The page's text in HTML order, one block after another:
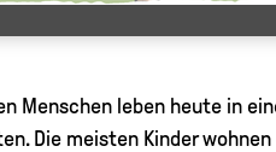
Menschen leben heute in
Die meisten Kinder